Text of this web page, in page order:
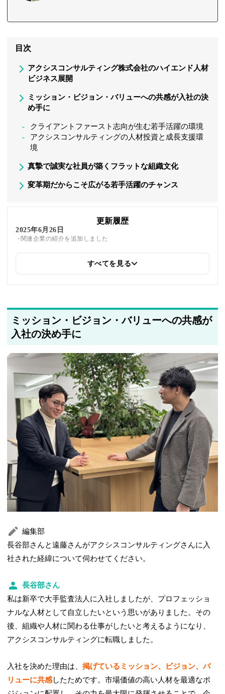
目次
アクシスコンサルティング株式会社のハイエンド人材
ビジネス展開
ミッション・ビジョン・バリューへの共感が入社の決
め手に
クライアントファースト志向が生む若手活躍の環境
アクシスコンサルティングの人材投資と成長支援環
境
真摯で誠実な社員が築くフラットな組織文化
変革期だからこそ広がる若手活躍のチャンス
更新履歴
2025年6月26日
関連企業の紹介を追加しました
筆者情報を更新しました
すべてを見る
ミッション・ビジョン・バリューへの共感が
入社の決め手に
編集部
長谷部さんと遠藤さんがアクシスコンサルティングさんに入
社された経緯について伺わせてください。
長谷部さん
私は新卒で大手監査法人に入社しましたが、プロフェッショ
ナルな人材として自立したいという思いがありました。その
後、組織や人材に関わる仕事がしたいと考えるようになり、
アクシスコンサルティングに転職しました。
入社を決めた理由は、掲げているミッション、ビジョン、バ
リューに共感したためです。市場価値の高い人材を最適なポ